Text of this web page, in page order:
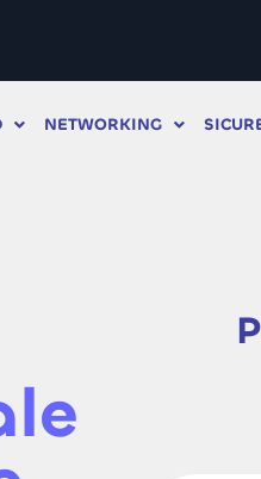
NETWORKING